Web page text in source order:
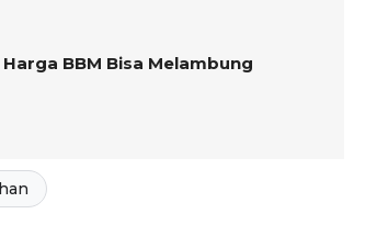
BBM Bisa Melambung